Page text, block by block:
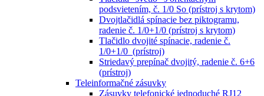
podsvietením, č. 1/0 So (prístroj s krytom)
Dvojtlačidlá spínacie bez piktogramu,
radenie č. 1/0+1/0 (prístroj s krytom)
Tlačidlo dvojité spínacie, radenie č.
1/0+1/0 (prístroj)
Striedavý prepínač dvojitý, radenie č. 6+6
(prístroj)
Teleinformačné zásuvky
Zásuvky telefonické jednoduché RJ12